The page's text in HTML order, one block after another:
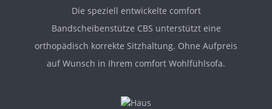
Die speziell entwickelte comfort
Bandscheibenstütze CBS unterstützt eine
orthopädisch korrekte Sitzhaltung. Ohne Aufpreis
auf Wunsch in Ihrem comfort Wohlfühlsofa.